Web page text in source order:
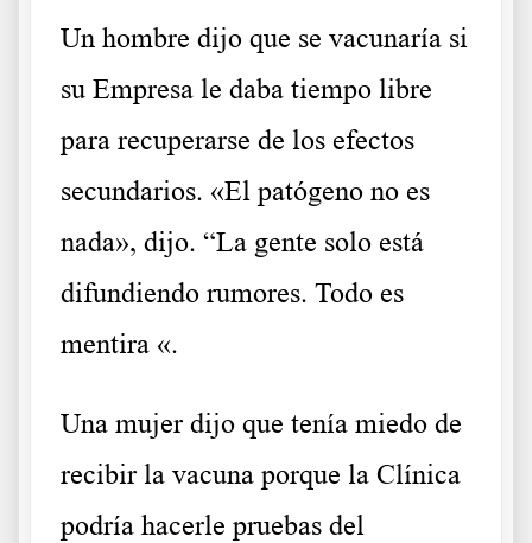
Un hombre dijo que se vacunaría si
su Empresa le daba tiempo libre
para recuperarse de los efectos
secundarios. «El patógeno no es
nada», dijo. “La gente solo está
difundiendo rumores. Todo es
mentira «.
Una mujer dijo que tenía miedo de
recibir la vacuna porque la Clínica
podría hacerle pruebas del